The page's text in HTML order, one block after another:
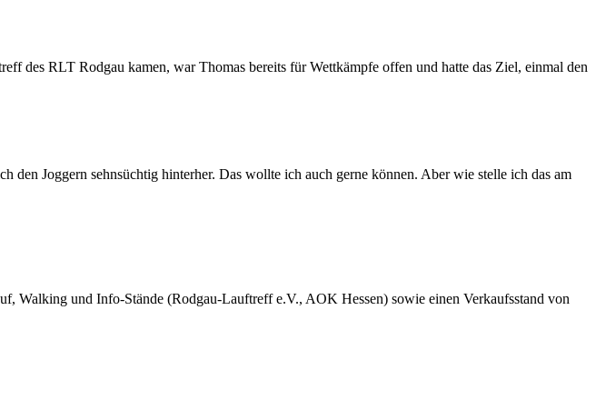
des RLT Rodgau kamen, war Thomas bereits für Wettkämpfe offen und hatte das Ziel, einmal den
Joggern sehnsüchtig hinterher. Das wollte ich auch gerne können. Aber wie stelle ich das am
Walking und Info-Stände (Rodgau-Lauftreff e.V., AOK Hessen) sowie einen Verkaufsstand von